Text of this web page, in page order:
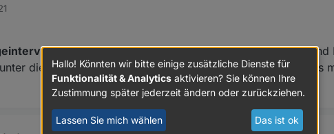
für Stromwertegilt ja für beide Zustände Cloud und
die besagten 15s gehen oder könnte es dann auch Probs
Hallo! Könnten wir bitte einige zusätzliche Dienste für
Funktionalität & Analytics aktivieren? Sie können Ihre
Zustimmung später jederzeit ändern oder zurückziehen.
Lassen Sie mich wählen Das ist ok